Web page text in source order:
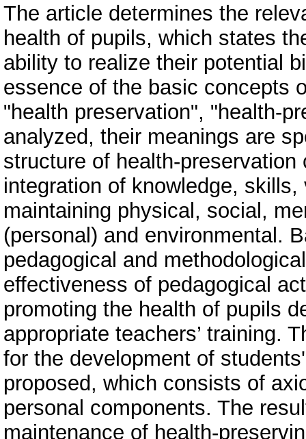
The article determines the
health of pupils, which states
ability to realize their potential
essence of the basic concepts
"health preservation", "health-
analyzed, their meanings are
structure of health-
integration of knowledge,
maintaining physical, social,
(personal) and environmental.
pedagogical and
effectiveness of pedagogical
promoting the health of pupils
appropriate teachers’ training.
for the development of
proposed, which consists of
personal components. The
maintenance of health-